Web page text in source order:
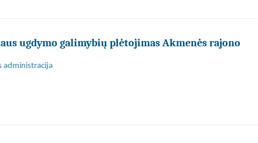
ugdymo galimybių plėtojimas Akmenės rajono
administracija